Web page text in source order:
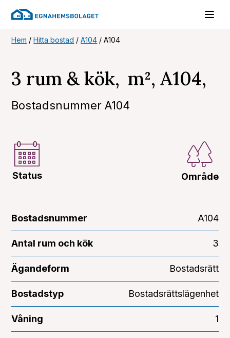
Hem /Hitta bostad /A104 /A104
3 rum & kök, m², A104,
Bostadsnummer A104
Status Område
Bostadsnummer A104
Antal rum och kök 3
Ägandeform Bostadsrätt
Bostadstyp Bostadsrättslägenhet
Våning 1